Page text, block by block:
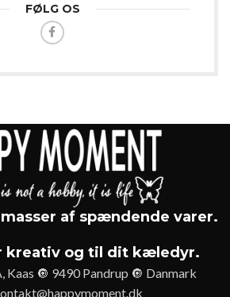
FØLG OS
af spændende varer.
kreativ og til dit kæledyr.
Kaas 🔘 9490 Pandrup 🔘 Danmark